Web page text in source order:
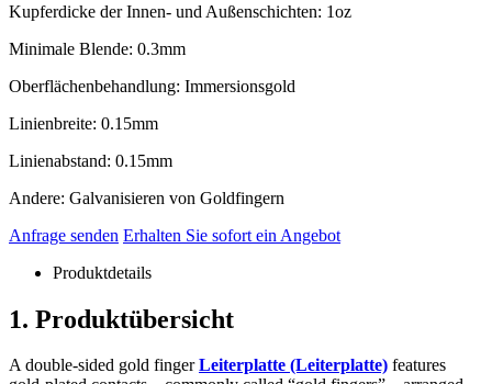
Kupferdicke der Innen- und Außenschichten: 1oz
Minimale Blende: 0.3mm
Oberflächenbehandlung: Immersionsgold
Linienbreite: 0.15mm
Linienabstand: 0.15mm
Andere: Galvanisieren von Goldfingern
Anfrage senden Erhalten Sie sofort ein Angebot
Produktdetails
1. Produktübersicht
A double‑sided gold finger Leiterplatte (Leiterplatte) features